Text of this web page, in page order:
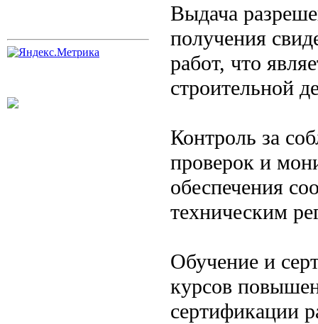
Выдача
получения
работ, что
строительной
Контроль за
проверок и
обеспечения
техническим
Обучение и
курсов
сертификации